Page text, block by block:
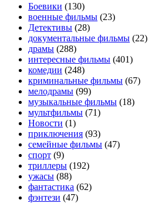
Боевики (130)
военные фильмы (23)
Детективы (28)
документальные фильмы (22)
драмы (288)
интересные фильмы (401)
комедии (248)
криминальные фильмы (67)
мелодрамы (99)
музыкальные фильмы (18)
мультфильмы (71)
Новости (1)
приключения (93)
семейные фильмы (47)
спорт (9)
триллеры (192)
ужасы (88)
фантастика (62)
фэнтези (47)